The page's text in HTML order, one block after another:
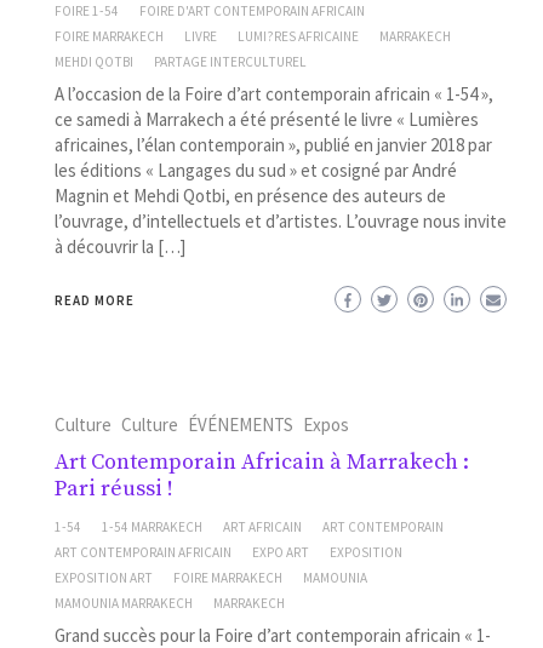
FOIRE 1-54
FOIRE D'ART CONTEMPORAIN AFRICAIN
FOIRE MARRAKECH
LIVRE LUMI?RES AFRICAINE
MARRAKECH
MEHDI QOTBI
PARTAGE INTERCULTUREL
A l’occasion de la Foire d’art contemporain africain « 1-54 »,
ce samedi à Marrakech a été présenté le livre « Lumières
africaines, l’élan contemporain », publié en janvier 2018 par
les éditions « Langages du sud » et cosigné par André
Magnin et Mehdi Qotbi, en présence des auteurs de
l’ouvrage, d’intellectuels et d’artistes. L’ouvrage nous invite
à découvrir la […]
READ MORE
Culture Culture ÉVÉNEMENTS Expos
Art Contemporain Africain à Marrakech :
Pari réussi !
1-54 1-54 MARRAKECH ART AFRICAIN
ART CONTEMPORAIN
ART CONTEMPORAIN AFRICAIN
EXPO ART
EXPOSITION
EXPOSITION ART
FOIRE MARRAKECH
MAMOUNIA
MAMOUNIA MARRAKECH
MARRAKECH
Grand succès pour la Foire d’art contemporain africain « 1-